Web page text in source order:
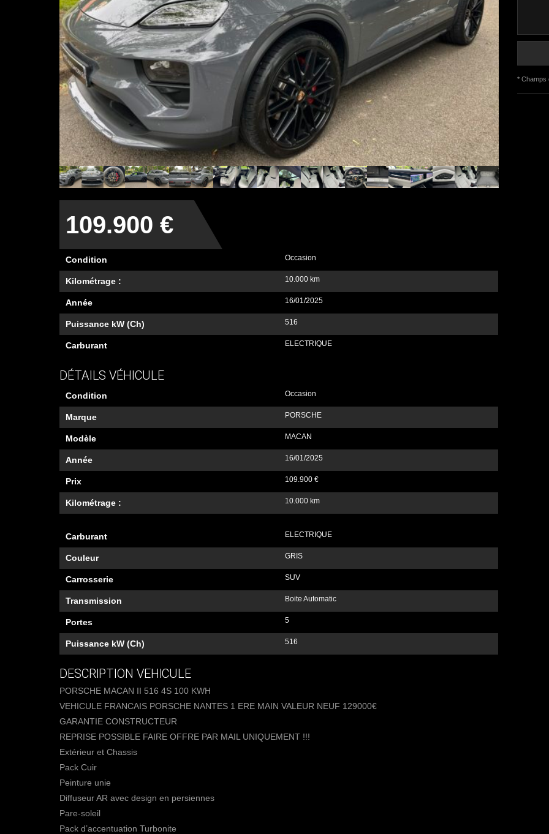
109.900 €
Condition Occasion
Kilométrage : 10.000 km
Année 16/01/2025
Puissance kW (Ch) 516
Carburant ELECTRIQUE
DÉTAILS VÉHICULE
Condition Occasion
Marque PORSCHE
Modèle MACAN
Année 16/01/2025
Prix 109.900 €
Kilométrage : 10.000 km
Carburant ELECTRIQUE
Couleur GRIS
Carrosserie SUV
Transmission Boite Automatic
Portes 5
Puissance kW (Ch) 516
DESCRIPTION VEHICULE
PORSCHE MACAN II 516 4S 100 KWH
VEHICULE FRANCAIS PORSCHE NANTES 1 ERE MAIN VALEUR NEUF 129000€
GARANTIE CONSTRUCTEUR
REPRISE POSSIBLE FAIRE OFFRE PAR MAIL UNIQUEMENT !!!
Extérieur et Chassis
Pack Cuir
Peinture unie
Diffuseur AR avec design en persiennes
Pare-soleil
Pack d’accentuation Turbonite
* Champs